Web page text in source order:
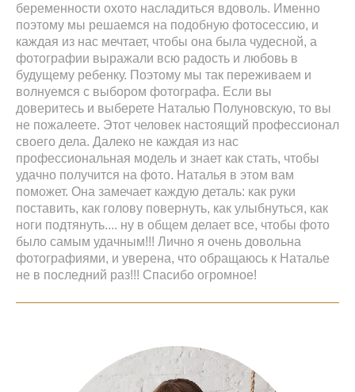
беременности охото насладиться вдоволь. Именно
поэтому мы решаемся на подобную фотосессию, и
каждая из нас мечтает, чтобы она была чудесной, а
фотографии выражали всю радость и любовь в
будущему ребенку. Поэтому мы так переживаем и
волнуемся с выбором фотографа. Если вы
доверитесь и выберете Наталью Полуновскую, то вы
не пожалеете. Этот человек настоящий профессионал
своего дела. Далеко не каждая из нас
профессиональная модель и знает как стать, чтобы
удачно получится на фото. Наталья в этом вам
поможет. Она замечает каждую деталь: как руки
поставить, как голову повернуть, как улыбнуться, как
ноги подтянуть.... ну в общем делает все, чтобы фото
было самым удачным!!! Лично я очень довольна
фотографиями, и уверена, что обращаюсь к Наталье
не в последний раз!!! Спасибо огромное!